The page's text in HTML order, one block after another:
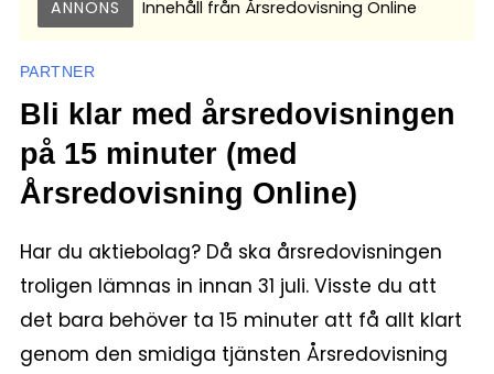
ANNONS Innehåll från Årsredovisning Online
PARTNER
Bli klar med årsredovisningen
på 15 minuter (med
Årsredovisning Online)
Har du aktiebolag? Då ska årsredovisningen
troligen lämnas in innan 31 juli. Visste du att
det bara behöver ta 15 minuter att få allt klart
genom den smidiga tjänsten Årsredovisning